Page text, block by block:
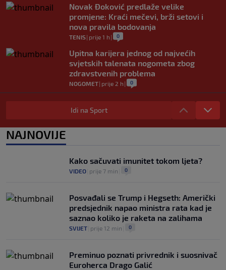
Novak Đoković predlaže velike
promjene: Kraći mečevi, brži setovi i
nova pravila bodovanja
TENIS| prije 1 h | 0
Upitna karijera jednog od najvećih
svjetskih talenata nogometa zbog
zdravstvenih problema
NOGOMET| prije 2 h | 0
U trenucima dok je olimpijski šampion
obarao rekord, plamen odnio njegovu
0
spektakularan doček za Salaha: "Ovdje
je 25.000 ljudi" (FOTO/VIDEO)
NOGOMET
Idi na Sport
NAJNOVIJE
Kako sačuvati imunitet tokom ljeta?
VIDEO prije 7 min 0
Posvađali se Trump i Hegseth: Američki
predsjednik napao ministra rata kad je
saznao koliko je raketa na zalihama
SVIJET prije 12 min 0
Preminuo poznati privrednik i suosnivač
Euroherca Drago Galić